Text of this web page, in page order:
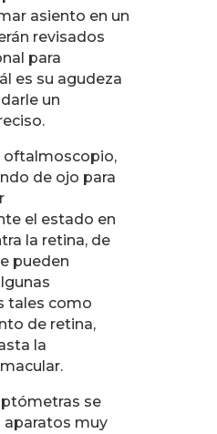
asiento en un
revisados
para
es su agudeza
un
oftalmoscopio,
de ojo para
el estado en
la retina, de
pueden
tales como
de retina,
la
se
aparatos muy